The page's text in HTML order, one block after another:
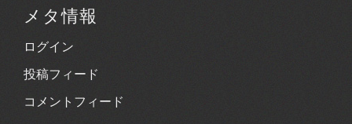
メタ情報
ログイン
投稿フィード
コメントフィード